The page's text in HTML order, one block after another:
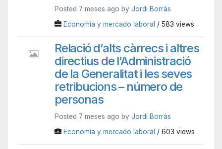
Posted 7 meses ago by Jordi Borràs
Economía y mercado laboral / 583 views
Relació d’alts càrrecs i altres
directius de l’Administració
de la Generalitat i les seves
retribucions – número de
personas
Posted 7 meses ago by Jordi Borràs
Economía y mercado laboral / 603 views